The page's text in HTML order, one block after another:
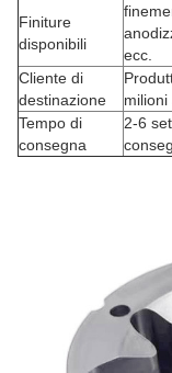
Finiture
disponibili
ecc.
Cliente di
destinazione
milioni
Tempo di
consegna
2-6